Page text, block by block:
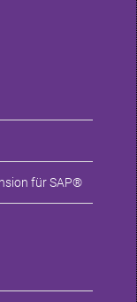
für SAP®